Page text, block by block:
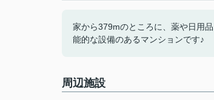
家から379mのところに、薬や日用
能的な設備のあるマンションです♪
周辺施設